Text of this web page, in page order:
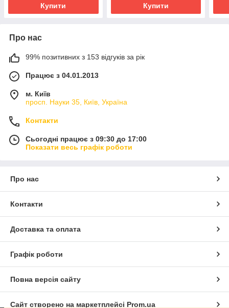
Купити Купити
Про нас
99% позитивних з 153 відгуків за рік
Працює з 04.01.2013
м. Київ
просп. Науки 35, Київ, Україна
Контакти
Сьогодні працює з 09:30 до 17:00
Показати весь графік роботи
Про нас
Контакти
Доставка та оплата
Графік роботи
Повна версія сайту
Сайт створено на маркетплейсі Prom.ua